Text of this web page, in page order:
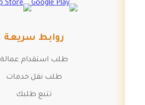
روابط سريعة
طلب استقدام عمالة
طلب نقل خدمات
تتبع طلبك